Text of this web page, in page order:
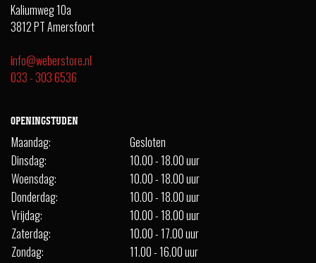
Kaliumweg 10a
3812 PT Amersfoort
info@weberstore.nl
033 - 303 6536
OPENINGSTIJDEN
Maandag:
Gesloten
Dinsdag:
10.00 - 18.00 uur
Woensdag:
10.00 - 18.00 uur
Donderdag:
10.00 - 18.00 uur
Vrijdag:
10.00 - 18.00 uur
Zaterdag:
10.00 - 17.00 uur
Zondag:
11.00 - 16.00 uur